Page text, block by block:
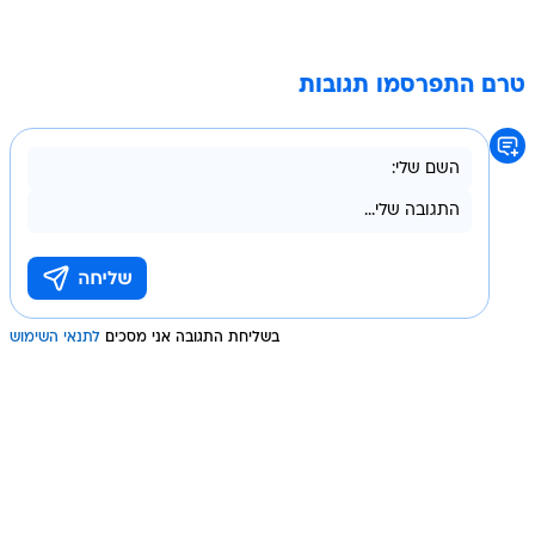
טרם התפרסמו תגובות
בשליחת התגובה אני מסכים לתנאי השימוש